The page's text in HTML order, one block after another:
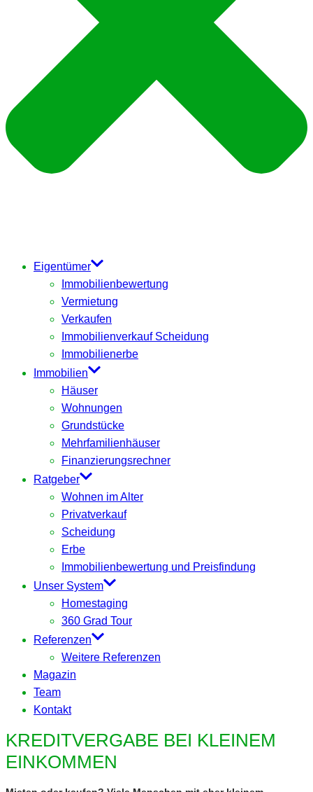
Eigentümer
Immobilienbewertung
Vermietung
Verkaufen
Immobilienverkauf Scheidung
Immobilienerbe
Immobilien
Häuser
Wohnungen
Grundstücke
Mehrfamilienhäuser
Finanzierungsrechner
Ratgeber
Wohnen im Alter
Privatverkauf
Scheidung
Erbe
Immobilienbewertung und Preisfindung
Unser System
Homestaging
360 Grad Tour
Referenzen
Weitere Referenzen
Magazin
Team
Kontakt
KREDITVERGABE BEI KLEINEM
EINKOMMEN